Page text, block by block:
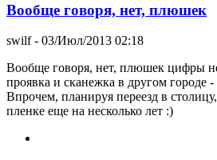
Вообще говоря, нет, плюшек
swilf- 03/Июл/2013 02:18
Вообще говоря, нет, плюшек цифры
проявка и сканежка в другом городе -
Впрочем, планируя переезд в
пленке еще на несколько лет :)